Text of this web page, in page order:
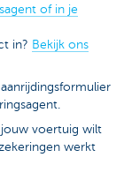
of in je
in? Bekijk ons
voertuig wilt
werkt